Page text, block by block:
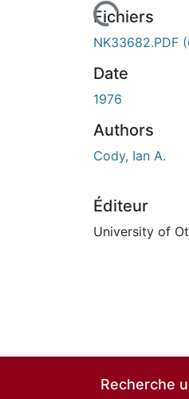
En cours de chargement...
Fichiers
NK33682.PDF
Date
1976
Authors
Cody, Ian A.
Éditeur
University of
Recherche